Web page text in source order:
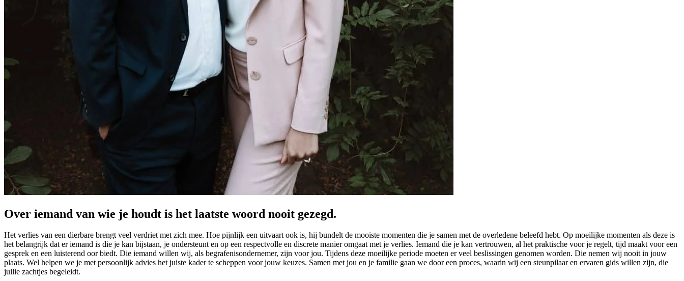
Over iemand van wie je houdt is het laatste woord nooit gezegd.
Het verlies van een dierbare brengt veel verdriet met zich mee. Hoe pijnlijk een uitvaart ook is, hij bundelt de mooiste momenten die je samen met de overledene beleefd hebt. Op moeilijke momenten als deze is
het belangrijk dat er iemand is die je kan bijstaan, je ondersteunt en op een respectvolle en discrete manier omgaat met je verlies. Iemand die je kan vertrouwen, al het praktische voor je regelt, tijd maakt voor een
gesprek en een luisterend oor biedt. Die iemand willen wij, als begrafenisondernemer, zijn voor jou. Tijdens deze moeilijke periode moeten er veel beslissingen genomen worden. Die nemen wij nooit in jouw
plaats. Wel helpen we je met persoonlijk advies het juiste kader te scheppen voor jouw keuzes. Samen met jou en je familie gaan we door een proces, waarin wij een steunpilaar en ervaren gids willen zijn, die
jullie zachtjes begeleidt.